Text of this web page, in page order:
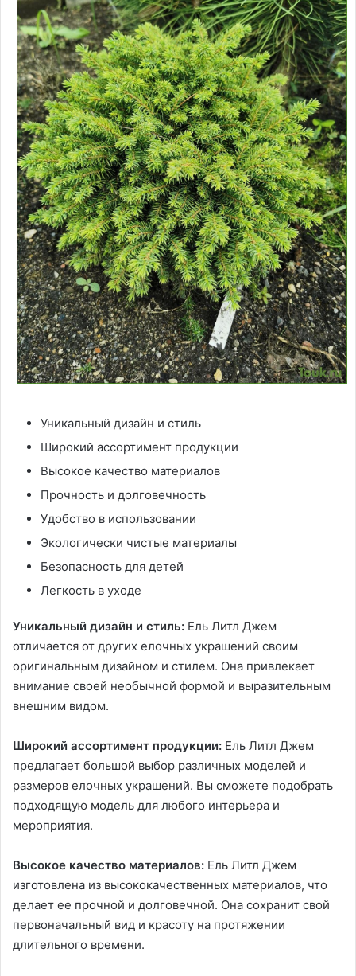
Уникальный дизайн и стиль
Широкий ассортимент продукции
Высокое качество материалов
Прочность и долговечность
Удобство в использовании
Экологически чистые материалы
Безопасность для детей
Легкость в уходе
Уникальный дизайн и стиль: Ель Литл Джем
отличается от других елочных украшений своим
оригинальным дизайном и стилем. Она привлекает
внимание своей необычной формой и выразительным
внешним видом.
Широкий ассортимент продукции: Ель Литл Джем
предлагает большой выбор различных моделей и
размеров елочных украшений. Вы сможете подобрать
подходящую модель для любого интерьера и
мероприятия.
Высокое качество материалов: Ель Литл Джем
изготовлена из высококачественных материалов, что
делает ее прочной и долговечной. Она сохранит свой
первоначальный вид и красоту на протяжении
длительного времени.